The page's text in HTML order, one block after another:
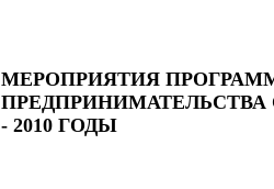
МЕРОПРИЯТИЯ
ПРЕДПРИНИМАТЕЛЬСТВА
- 2010 ГОДЫ